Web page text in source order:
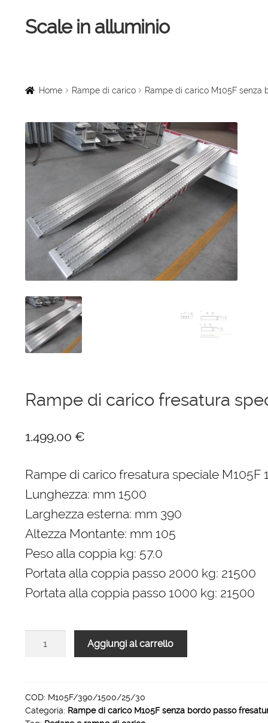
Vai
alla
Vai
al
Scale in alluminio
Scale a chiocciola
Scale per interni
Linee vita
Scale in legno
Rampe di carico
Sollevatori
Ponteggi
Scale in alluminio
Parapetti Ringhiere Balaustre in acciaio e alluminio
Cerniere freni per porte
Articoli per la casa
Home Rampe di carico Rampe di carico M105F
Rampe di carico fresatura
1.499,00 €
Rampe di carico fresatura speciale M105F
Lunghezza: mm 1500
Larghezza esterna: mm 390
Altezza Montante: mm 105
Peso alla coppia kg: 57.0
Portata alla coppia passo 2000 kg: 21500
Portata alla coppia passo 1000 kg: 21500
speciale
M105F
Aggiungi al carrello
COD: M105F/390/1500/25/30
Categoria: Rampe di carico M105F senza bordo passo